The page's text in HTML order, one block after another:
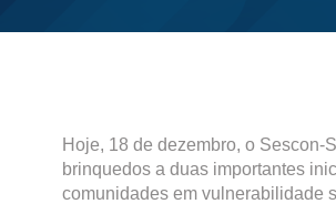
Hoje, 18 de dezembro, o
brinquedos a duas importantes
comunidades em vulnerabilidade